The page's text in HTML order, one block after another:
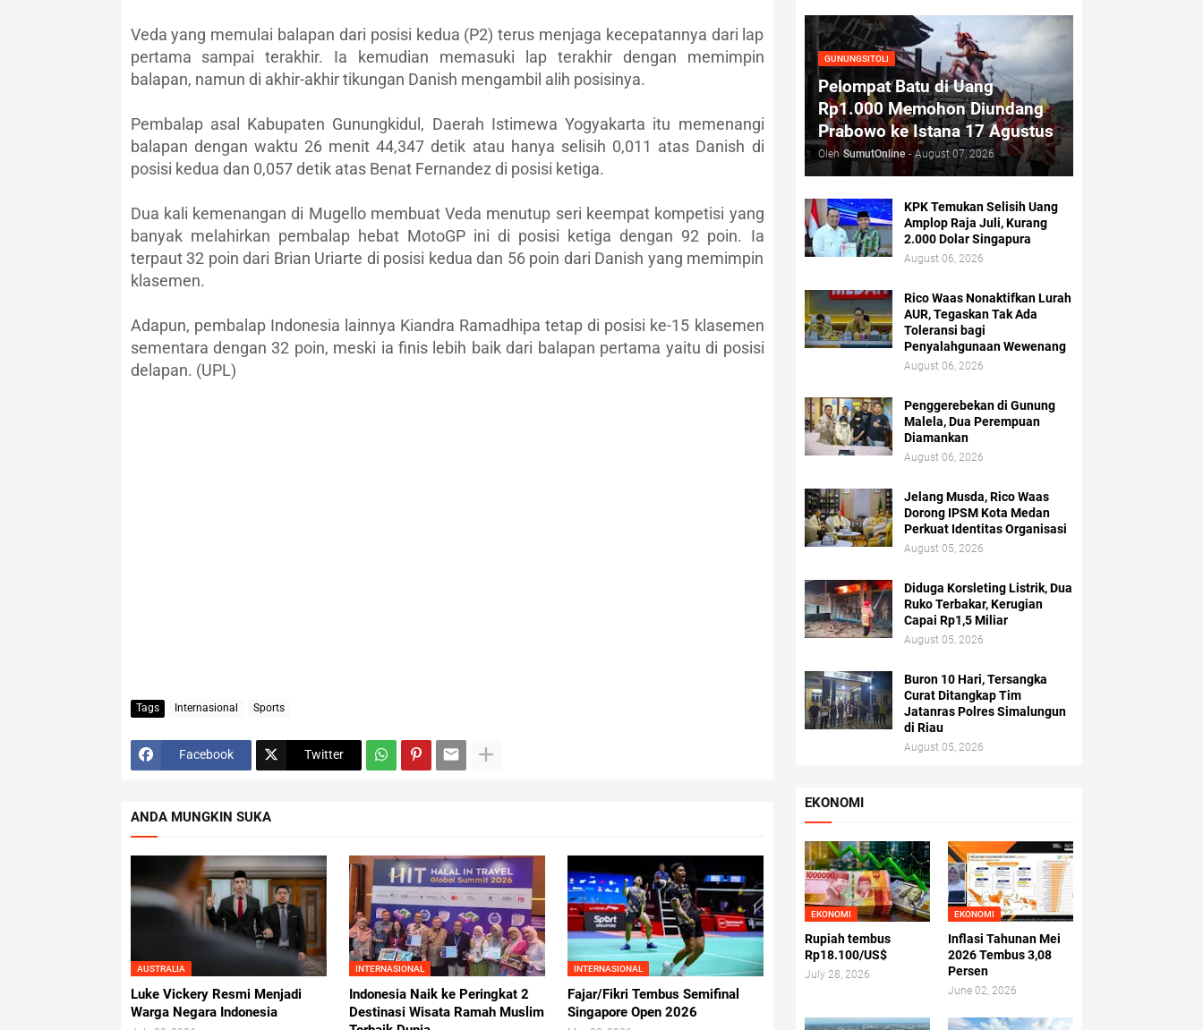
Veda yang memulai balapan dari posisi kedua (P2) terus menjaga kecepatannya dari lap
pertama sampai terakhir. Ia kemudian memasuki lap terakhir dengan memimpin
balapan, namun di akhir-akhir tikungan Danish mengambil alih posisinya.
Pembalap asal Kabupaten Gunungkidul, Daerah Istimewa Yogyakarta itu memenangi
balapan dengan waktu 26 menit 44,347 detik atau hanya selisih 0,011 atas Danish di
posisi kedua dan 0,057 detik atas Benat Fernandez di posisi ketiga.
Dua kali kemenangan di Mugello membuat Veda menutup seri keempat kompetisi yang
banyak melahirkan pembalap hebat MotoGP ini di posisi ketiga dengan 92 poin. Ia
terpaut 32 poin dari Brian Uriarte di posisi kedua dan 56 poin dari Danish yang memimpin
klasemen.
Adapun, pembalap Indonesia lainnya Kiandra Ramadhipa tetap di posisi ke-15 klasemen
sementara dengan 32 poin, meski ia finis lebih baik dari balapan pertama yaitu di posisi
delapan. (UPL)
Tags Internasional Sports
Facebook Twitter
ANDA MUNGKIN SUKA
AUSTRALIA
Luke Vickery Resmi Menjadi
Warga Negara Indonesia
INTERNASIONAL
Indonesia Naik ke Peringkat 2
Destinasi Wisata Ramah Muslim
INTERNASIONAL
Fajar/Fikri Tembus Semifinal
Singapore Open 2026
GUNUNGSITOLI
Pelompat Batu di Uang
Rp1.000 Memohon Diundang
Prabowo ke Istana 17 Agustus
Oleh SumutOnline - August 07, 2026
KPK Temukan Selisih Uang
Amplop Raja Juli, Kurang
2.000 Dolar Singapura
August 06, 2026
Rico Waas Nonaktifkan Lurah
AUR, Tegaskan Tak Ada
Toleransi bagi
Penyalahgunaan Wewenang
August 06, 2026
Penggerebekan di Gunung
Malela, Dua Perempuan
Diamankan
August 06, 2026
Jelang Musda, Rico Waas
Dorong IPSM Kota Medan
Perkuat Identitas Organisasi
August 05, 2026
Diduga Korsleting Listrik, Dua
Ruko Terbakar, Kerugian
Capai Rp1,5 Miliar
August 05, 2026
Buron 10 Hari, Tersangka
Curat Ditangkap Tim
Jatanras Polres Simalungun
di Riau
August 05, 2026
EKONOMI
EKONOMI
Rupiah tembus
Rp18.100/US$
July 28, 2026
EKONOMI
Inflasi Tahunan Mei
2026 Tembus 3,08
Persen
June 02, 2026